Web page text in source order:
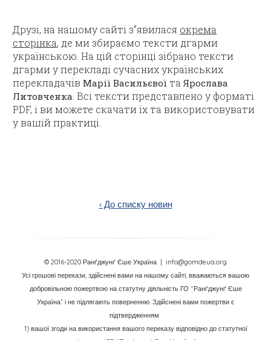
Друзі, на нашому сайті з”явилася окрема
сторінка, де ми збираємо тексти дгарми
українською. На цій сторінці зібрано тексти
дгарми у перекладі сучасних українських
перекладачів Марії Васильєвої таЯрослава
Литовченка . Всі тексти представлено у форматі
PDF, і ви можете скачати їх та використовувати
у вашій практиці.
‹ До списку новин
© 2016-2020 Ранґджунґ Єше Україна
| info@gomdeua.org
Усі грошові перекази, здійснені вами на нашому сайті, вважаються вашою
добровільною пожертвою на статутну діяльність ГО “Ранґджунґ Єше
Україна” і не підлягають поверненню. Здійснені вами пожертви є
підтвердженням:
1) вашої згоди на використання вашого переказу відповідно до статутної